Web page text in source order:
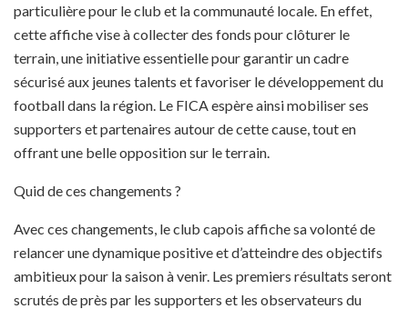
particulière pour le club et la communauté locale. En effet,
cette affiche vise à collecter des fonds pour clôturer le
terrain, une initiative essentielle pour garantir un cadre
sécurisé aux jeunes talents et favoriser le développement du
football dans la région. Le FICA espère ainsi mobiliser ses
supporters et partenaires autour de cette cause, tout en
offrant une belle opposition sur le terrain.
Quid de ces changements ?
Avec ces changements, le club capois affiche sa volonté de
relancer une dynamique positive et d’atteindre des objectifs
ambitieux pour la saison à venir. Les premiers résultats seront
scrutés de près par les supporters et les observateurs du